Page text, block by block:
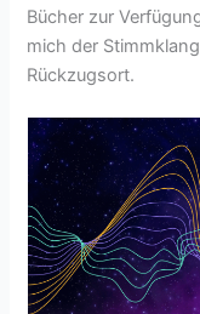
Bücher zur
mich der
Rückzugsort.